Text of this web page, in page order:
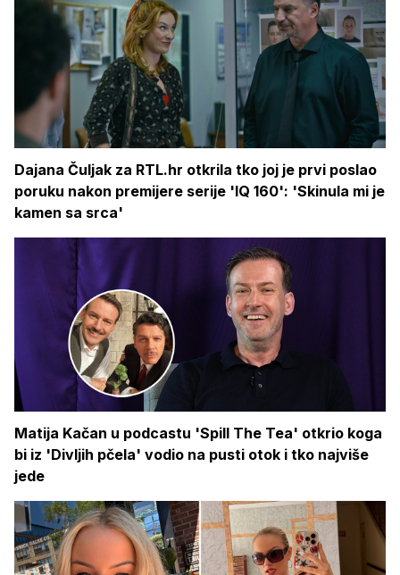
Dajana Čuljak za RTL.hr otkrila tko joj je prvi poslao
poruku nakon premijere serije 'IQ 160': 'Skinula mi je
kamen sa srca'
Matija Kačan u podcastu 'Spill The Tea' otkrio koga
bi iz 'Divljih pčela' vodio na pusti otok i tko najviše
jede